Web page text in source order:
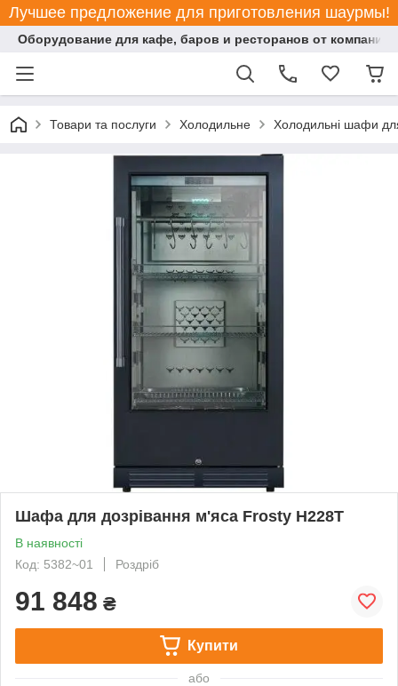
Лучшее предложение для приготовления шаурмы!
Оборудование для кафе, баров и ресторанов от компании
Товари та послуги Холодильне Холодильні шафи
Шафа для дозрівання м'яса Frosty H228T
В наявності
Код: 5382~01
Роздріб
91 848 ₴
Купити
або